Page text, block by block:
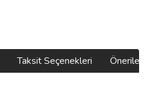
Taksit Seçenekleri